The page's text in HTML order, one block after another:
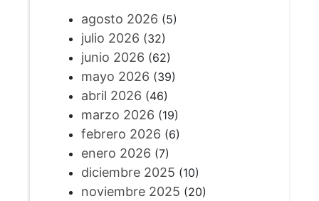
agosto 2026 (5)
julio 2026 (32)
junio 2026 (62)
mayo 2026 (39)
abril 2026 (46)
marzo 2026 (19)
febrero 2026 (6)
enero 2026 (7)
diciembre 2025 (10)
noviembre 2025 (20)